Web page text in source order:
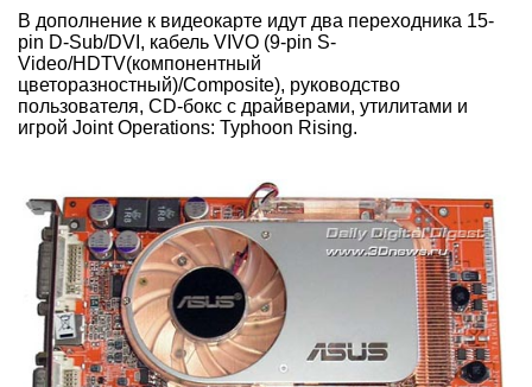
В дополнение к видеокарте идут два переходника 15-
pin D-Sub/DVI, кабель VIVO (9-pin S-
Video/HDTV(компонентный
цветоразностный)/Composite), руководство
пользователя, CD-бокс с драйверами, утилитами и
игрой Joint Operations: Typhoon Rising.